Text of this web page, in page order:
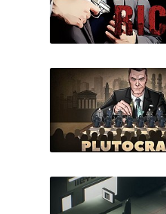
Killer Ricky